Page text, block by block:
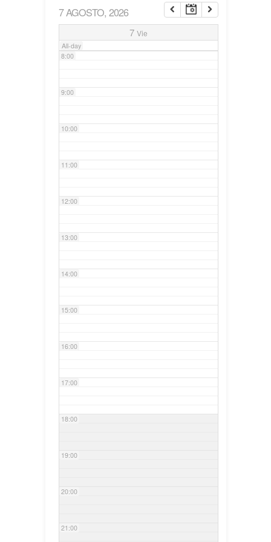
7 AGOSTO, 2026
7 Vie
All-day
7:00
8:00
9:00
10:00
11:00
12:00
13:00
14:00
15:00
16:00
17:00
18:00
19:00
20:00
21:00